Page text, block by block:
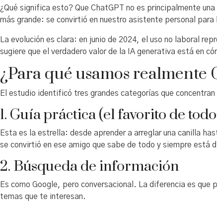
¿Qué significa esto? Que ChatGPT no es principalmente
más grande: se convirtió en nuestro asistente personal para
La evolución es clara: en junio de 2024, el uso no laboral
sugiere que el verdadero valor de la IA generativa está en
¿Para qué usamos realmente
El estudio identificó tres grandes categorías que
1. Guía práctica (el favorito de
Esta es la estrella: desde aprender a arreglar una canilla
se convirtió en ese amigo que sabe de todo y siempre está
2. Búsqueda de información
Es como Google, pero conversacional. La diferencia es
temas que te interesan.